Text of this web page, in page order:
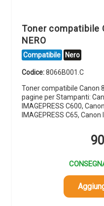
Toner compatibile
NERO
Compatibile Nero
Codice:8066B001.C
Toner compatibile Canon
pagine per Stampanti:
IMAGEPRESS C600,
IMAGEPRESS C65,